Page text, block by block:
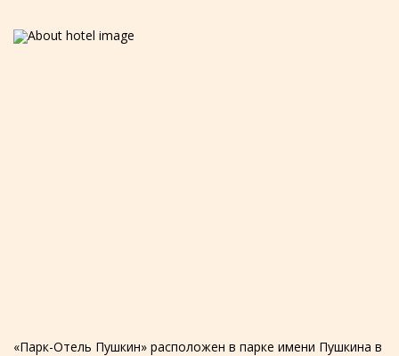
«Парк-Отель Пушкин» расположен в парке имени Пушкина в